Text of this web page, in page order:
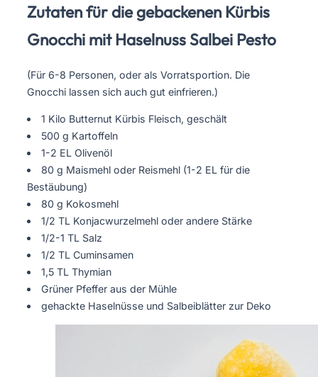
Zutaten für die gebackenen Kürbis
Gnocchi mit Haselnuss Salbei Pesto
(Für 6-8 Personen, oder als Vorratsportion. Die
Gnocchi lassen sich auch gut einfrieren.)
1 Kilo Butternut Kürbis Fleisch, geschält
500 g Kartoffeln
1-2 EL Olivenöl
80 g Maismehl oder Reismehl (1-2 EL für die
Bestäubung)
80 g Kokosmehl
1/2 TL Konjacwurzelmehl oder andere Stärke
1/2-1 TL Salz
1/2 TL Cuminsamen
1,5 TL Thymian
Grüner Pfeffer aus der Mühle
gehackte Haselnüsse und Salbeiblätter zur Deko